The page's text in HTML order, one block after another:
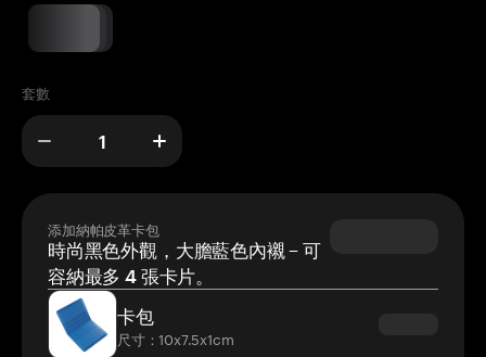
套數
添加納帕皮革卡包
時尚黑色外觀，大膽藍色內襯 – 可
容納最多 4 張卡片。
卡包
尺寸：10x7.5x1cm